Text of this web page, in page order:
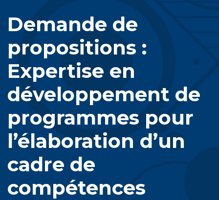
Demande de
propositions :
Expertise en
développement de
programmes pour
l’élaboration d’un
cadre de
compétences